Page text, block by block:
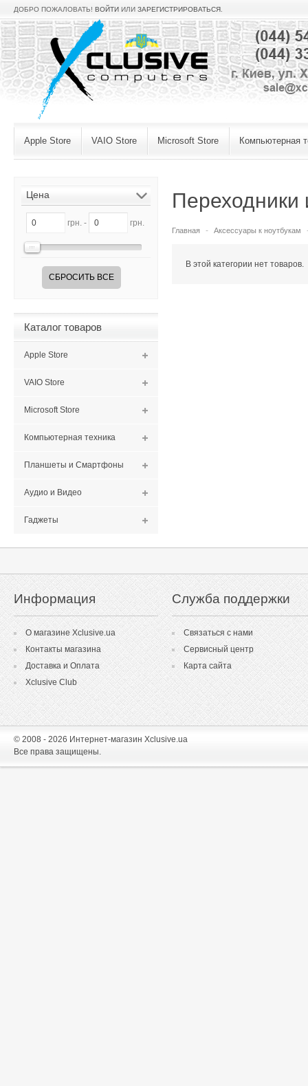
ДОБРО ПОЖАЛОВАТЬ! ВОЙТИ ИЛИ ЗАРЕГИСТРИРОВАТЬСЯ
Apple Store VAIO Store Microsoft Store Компьютерная
Цена
грн. - грн.
СБРОСИТЬ ВСЕ
Каталог товаров
Apple Store
VAIO Store
Microsoft Store
Компьютерная техника
Планшеты и Смартфоны
Аудио и Видео
Гаджеты
Переходники
Главная Аксессуары к ноутбукам
В этой категории нет товаров.
Информация
О магазине Xclusive.ua
Контакты магазина
Доставка и Оплата
Xclusive Club
Служба поддержки
Связаться с нами
Сервисный центр
Карта сайта
© 2008 - 2026 Интернет-магазин Xclusive.ua
Все права защищены.